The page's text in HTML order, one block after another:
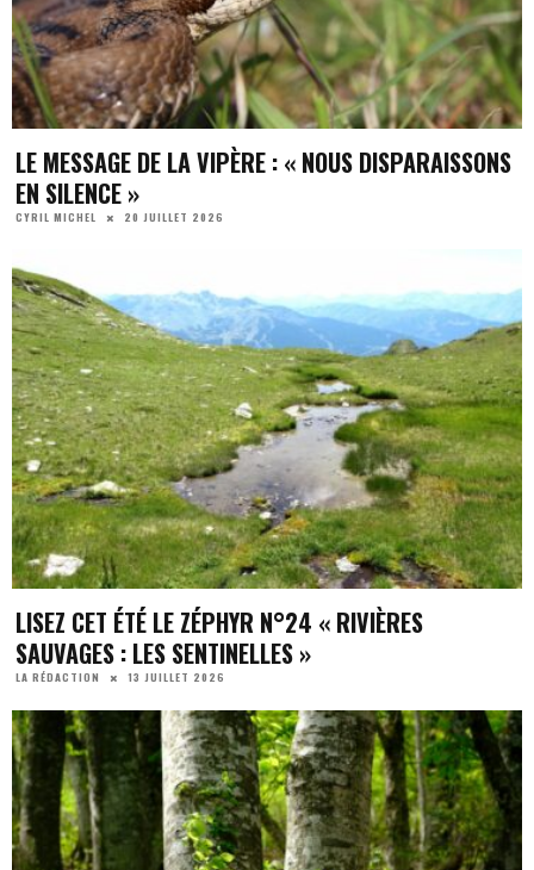
LE MESSAGE DE LA VIPÈRE : « NOUS DISPARAISSONS
EN SILENCE »
CYRIL MICHEL 20 JUILLET 2026
LISEZ CET ÉTÉ LE ZÉPHYR N°24 « RIVIÈRES
SAUVAGES : LES SENTINELLES »
LA RÉDACTION 13 JUILLET 2026